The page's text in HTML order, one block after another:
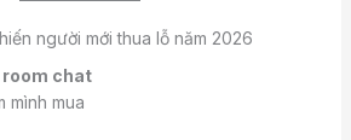
người mới thua lỗ năm 2026
chat
mình mua